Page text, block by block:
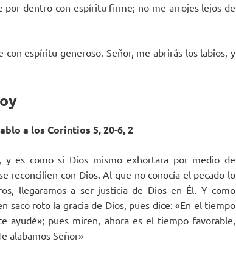
por dentro con espíritu firme; no me arrojes lejos de
espíritu generoso. Señor, me abrirás los labios, y
a los Corintios 5, 20-6, 2
y es como si Dios mismo exhortara por medio de
reconcilien con Dios. Al que no conocía el pecado lo
llegaramos a ser justicia de Dios en Él. Y como
saco roto la gracia de Dios, pues dice: «En el tiempo
ayudé»; pues miren, ahora es el tiempo favorable,
alabamos Señor»